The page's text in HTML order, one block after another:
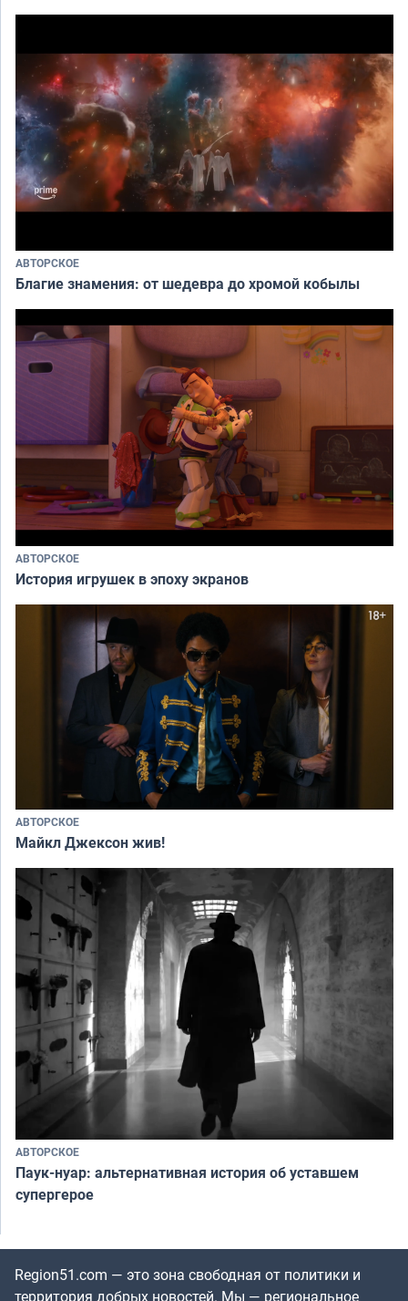
АВТОРСКОЕ
Благие знамения: от шедевра до хромой кобылы
АВТОРСКОЕ
История игрушек в эпоху экранов
АВТОРСКОЕ
Майкл Джексон жив!
АВТОРСКОЕ
Паук-нуар: альтернативная история об уставшем
супергерое
Region51.com — это зона свободная от политики и
территория добрых новостей. Мы — региональное